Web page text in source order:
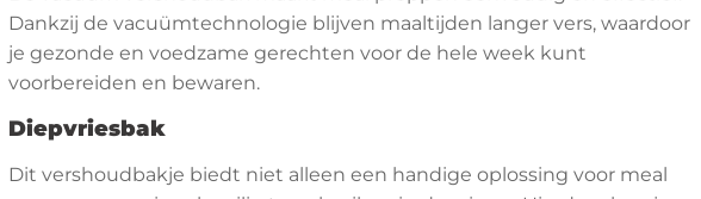
Dankzij de vacuümtechnologie blijven maaltijden langer vers, waardoor
je gezonde en voedzame gerechten voor de hele week kunt
voorbereiden en bewaren.
Diepvriesbak
Dit vershoudbakje biedt niet alleen een handige oplossing voor meal